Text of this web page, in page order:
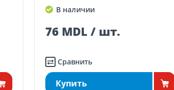
В наличии
76 MDL / шт.
Сравнить
Купить